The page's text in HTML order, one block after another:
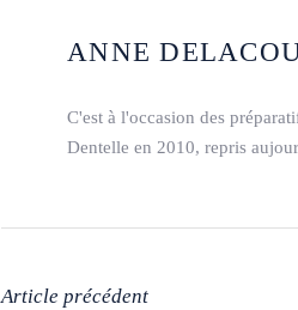
ANNE
C'est à l'occasion des
Dentelle en 2010, repris
Article précédent